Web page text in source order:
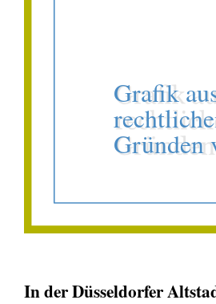
In der Düsseldorfer